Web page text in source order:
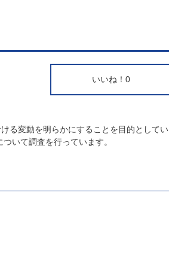
いいね！ 0
る変動を明らかにすることを目的としてい
いて調査を行っています。